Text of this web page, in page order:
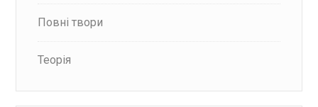
Повні твори
Теорія